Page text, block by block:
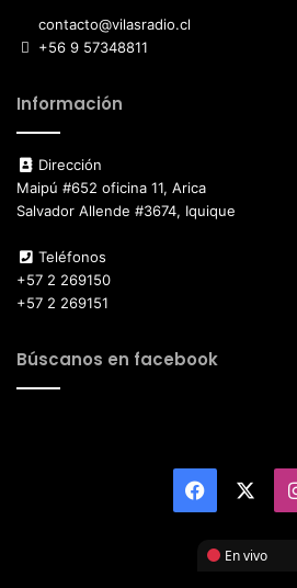
contacto@vilasradio.cl
+56 9 57348811
Información
Dirección
Maipú #652 oficina 11, Arica
Salvador Allende #3674, Iquique
Teléfonos
+57 2 269150
+57 2 269151
Búscanos en facebook
Facebook
En vivo